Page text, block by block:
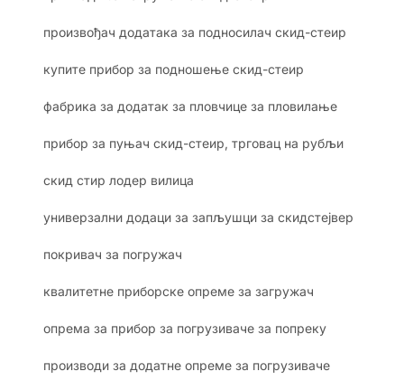
произвођач додатака за подносилач скид-стеир
купите прибор за подношење скид-стеир
фабрика за додатак за пловчице за пловилање
прибор за пуњач скид-стеир, трговац на рубљи
скид стир лодер вилица
универзални додаци за запљушци за скидстејвер
покривач за погружач
квалитетне приборске опреме за загружач
опрема за прибор за погрузиваче за попреку
производи за додатне опреме за погрузиваче